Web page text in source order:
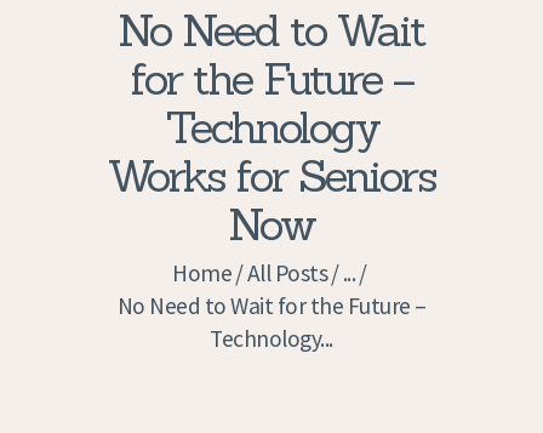
No Need to Wait
for the Future –
Technology
Works for Seniors
Now
Home All Posts ...
No Need to Wait for the Future –
Technology...
PRIVACY POLICY
APPLICATION
CURRENT JOBS
APPOINTMENTS